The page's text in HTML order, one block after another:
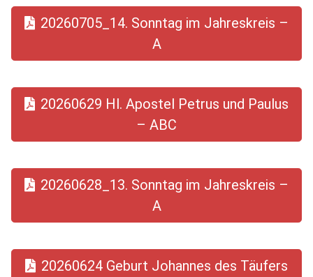
20260705_14. Sonntag im Jahreskreis –
A
20260629 Hl. Apostel Petrus und Paulus
– ABC
20260628_13. Sonntag im Jahreskreis –
A
20260624 Geburt Johannes des Täufers